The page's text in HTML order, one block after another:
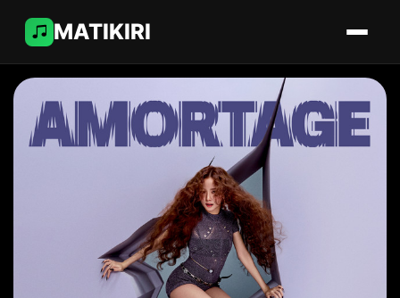
MATIKIRI